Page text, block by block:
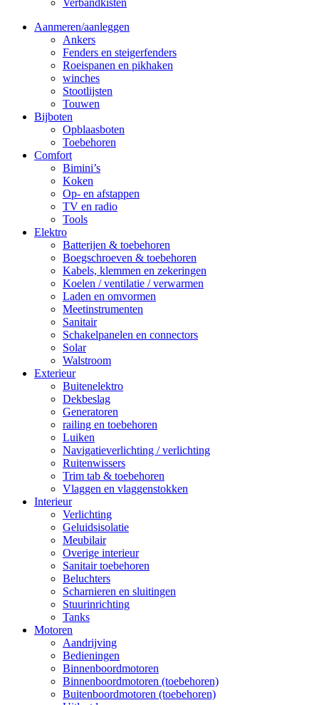
Verbandkisten
Aanmeren/aanleggen
Ankers
Fenders en steigerfenders
Roeispanen en pikhaken
winches
Stootlijsten
Touwen
Bijboten
Opblaasboten
Toebehoren
Comfort
Bimini’s
Koken
Op- en afstappen
TV en radio
Tools
Elektro
Batterijen & toebehoren
Boegschroeven & toebehoren
Kabels, klemmen en zekeringen
Koelen / ventilatie / verwarmen
Laden en omvormen
Meetinstrumenten
Sanitair
Schakelpanelen en connectors
Solar
Walstroom
Exterieur
Buitenelektro
Dekbeslag
Generatoren
railing en toebehoren
Luiken
Navigatieverlichting / verlichting
Ruitenwissers
Trim tab & toebehoren
Vlaggen en vlaggenstokken
Interieur
Verlichting
Geluidsisolatie
Meubilair
Overige interieur
Sanitair toebehoren
Beluchters
Scharnieren en sluitingen
Stuurinrichting
Tanks
Motoren
Aandrijving
Bedieningen
Binnenboordmotoren
Binnenboordmotoren (toebehoren)
Buitenboordmotoren (toebehoren)